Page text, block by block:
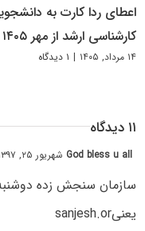
اعطای ردا کارت به
کارشناسی ارشد از مهر ۱۴۰۵
۱۴ مرداد, ۱۴۰۵ | ۱ دیدگاه
۱۱ دیدگاه
God bless u all شهریور ۲۵, ۱۳۹۷ at ۱۲:۴۱ ب٫ظ
یعنیsanjesh.or